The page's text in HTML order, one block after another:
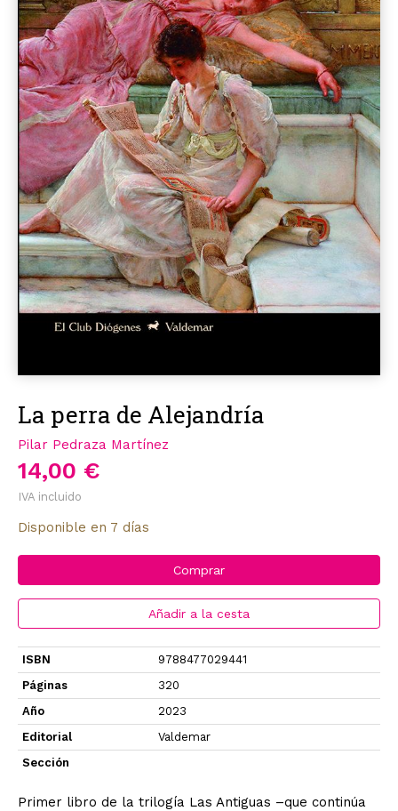
La perra de Alejandría
Pilar Pedraza Martínez
14,00 €
IVA incluido
Disponible en 7 días
Comprar
Añadir a la cesta
ISBN
9788477029441
Páginas
320
Año
2023
Editorial
Valdemar
Sección
Primer libro de la trilogía Las Antiguas –que continúa